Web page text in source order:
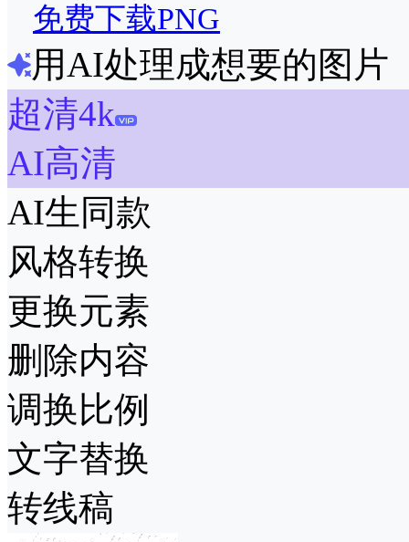
免费下载PNG
用AI处理成想要的图片
超清4k
AI高清
AI生同款
风格转换
更换元素
删除内容
调换比例
文字替换
转线稿